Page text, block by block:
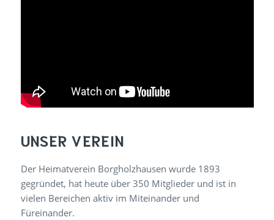
UNSER VEREIN
Der Heimatverein Borgholzhausen wurde 1893
gegründet, hat heute über 350 Mitglieder und ist in
vielen Bereichen aktiv im Miteinander und
Füreinander.